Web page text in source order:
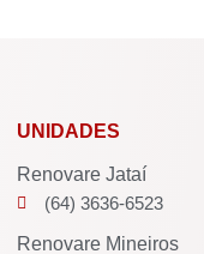
UNIDADES
Renovare Jataí
(64) 3636-6523
Renovare Mineiros